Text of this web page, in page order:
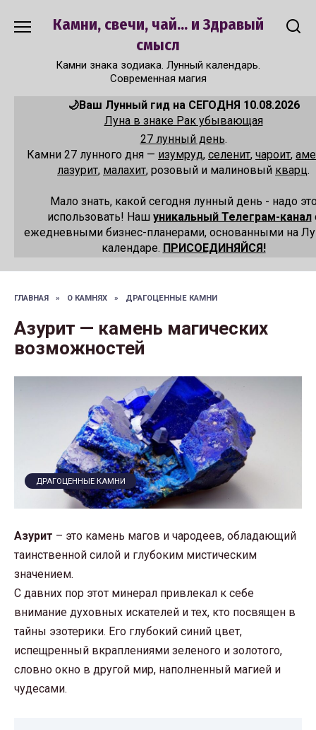
Камни, свечи, чай... и Здравый
смысл
Камни знака зодиака. Лунный календарь.
Современная магия
🌙Ваш Лунный гид на СЕГОДНЯ 10.08.2026
Луна в знаке Рак убывающая
27 лунный день.
Камни 27 лунного дня — изумруд, селенит, чароит,
лазурит, малахит, розовый и малиновый кварц.
Мало знать, какой сегодня лунный день - надо
использовать! Наш уникальный Телеграм-канал
ежедневными бизнес-планерами, основанными на
календаре. ПРИСОЕДИНЯЙСЯ!
ГЛАВНАЯ » О КАМНЯХ » ДРАГОЦЕННЫЕ КАМНИ
Азурит — камень магических
возможностей
ДРАГОЦЕННЫЕ КАМНИ
Азурит – это камень магов и чародеев, обладающий
таинственной силой и глубоким мистическим
значением.
С давних пор этот минерал привлекал к себе
внимание духовных искателей и тех, кто посвящен в
тайны эзотерики. Его глубокий синий цвет,
испещренный вкраплениями зеленого и золотого,
словно окно в другой мир, наполненный магией и
чудесами.